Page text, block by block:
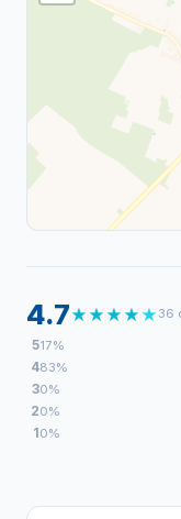
4.7★★★★★ 36
517%
483%
30%
20%
10%